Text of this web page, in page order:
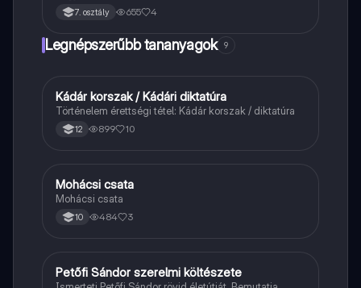
7. osztály 655 4
Legnépszerűbb tananyagok 9
Töri
Kádár korszak / Kádári diktatúra
Történelem érettségi tétel: Kádár korszak / diktatúra
12 899 10
Magyar
Mohácsi csata
Mohácsi csata
10 484 3
Magyar
Petőfi Sándor szerelmi költészete